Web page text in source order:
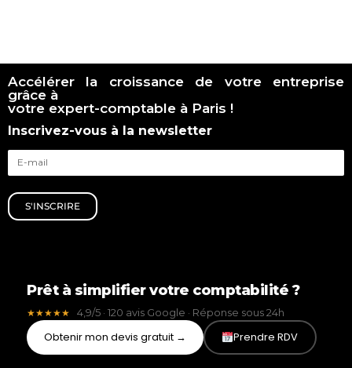
Accélérer la croissance de votre entreprise
grâce à
votre expert-comptable à Paris !
Inscrivez-vous à la newsletter
S'INSCRIRE
Prêt à simplifier votre comptabilité ?
★★★★★ 4,9/5 · 120 avis Google · Réponse sous 24h
Obtenir mon devis gratuit → Prendre RDV